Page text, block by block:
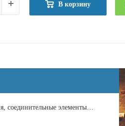
В корзину
соединительные элементы…